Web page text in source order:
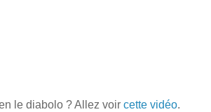
le diabolo ? Allez voir cette vidéo.